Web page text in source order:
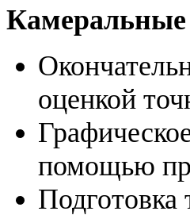
оценкой
помощью
Подготовка